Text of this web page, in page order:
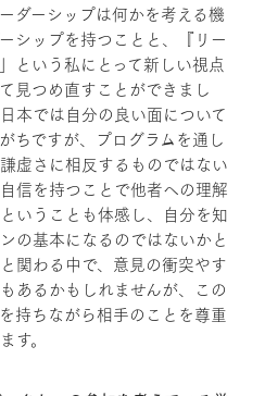
ダーシップは何かを考える機
シップを持つことと、『リー
という私にとって新しい視点
見つめ直すことができまし
本では自分の良い面について
ちですが、プログラムを通し
虚さに相反するものではない
信を持つことで他者への理解
いうことも体感し、自分を知
の基本になるのではないかと
関わる中で、意見の衝突やす
あるかもしれませんが、この
持ちながら相手のことを尊重
す。